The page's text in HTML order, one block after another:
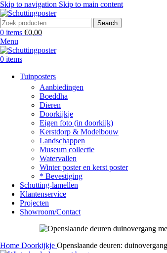
Skip to navigation Skip to main content
Search
0 items €0,00
Menu
0 items
Tuinposters
Aanbiedingen
Boeddha
Dieren
Doorkijkje
Eigen foto (in doorkijk)
Kerstdorp & Modelbouw
Landschappen
Museum collectie
Watervallen
Winter poster en kerst poster
* Bevestiging
Schutting-lamellen
Klantenservice
Projecten
Showroom/Contact
Home Doorkijkje Openslaande deuren: